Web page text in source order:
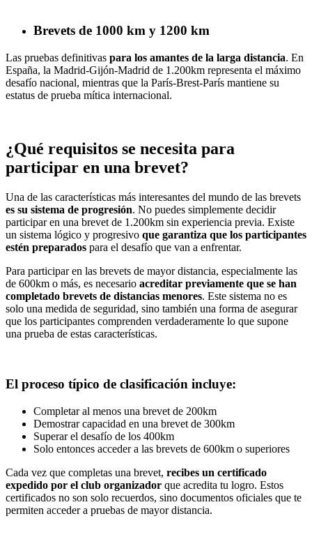
Brevets de 1000 km y 1200 km
Las pruebas definitivas para los amantes de la larga distancia. En
España, la Madrid-Gijón-Madrid de 1.200km representa el máximo
desafío nacional, mientras que la París-Brest-París mantiene su
estatus de prueba mítica internacional.
¿Qué requisitos se necesita para
participar en una brevet?
Una de las características más interesantes del mundo de las brevets
es su sistema de progresión. No puedes simplemente decidir
participar en una brevet de 1.200km sin experiencia previa. Existe
un sistema lógico y progresivo que garantiza que los participantes
estén preparados para el desafío que van a enfrentar.
Para participar en las brevets de mayor distancia, especialmente las
de 600km o más, es necesario acreditar previamente que se han
completado brevets de distancias menores. Este sistema no es
solo una medida de seguridad, sino también una forma de asegurar
que los participantes comprenden verdaderamente lo que supone
una prueba de estas características.
El proceso típico de clasificación incluye:
Completar al menos una brevet de 200km
Demostrar capacidad en una brevet de 300km
Superar el desafío de los 400km
Solo entonces acceder a las brevets de 600km o superiores
Cada vez que completas una brevet, recibes un certificado
expedido por el club organizador que acredita tu logro. Estos
certificados no son solo recuerdos, sino documentos oficiales que te
permiten acceder a pruebas de mayor distancia.